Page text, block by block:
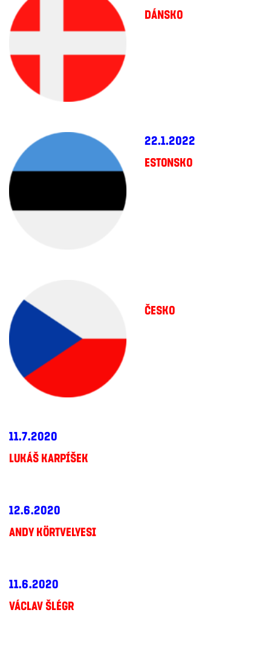
DÁNSKO
22.1.2022
ESTONSKO
ČESKO
11.7.2020
LUKÁŠ KARPÍŠEK
12.6.2020
ANDY KÖRTVELYESI
11.6.2020
VÁCLAV ŠLÉGR